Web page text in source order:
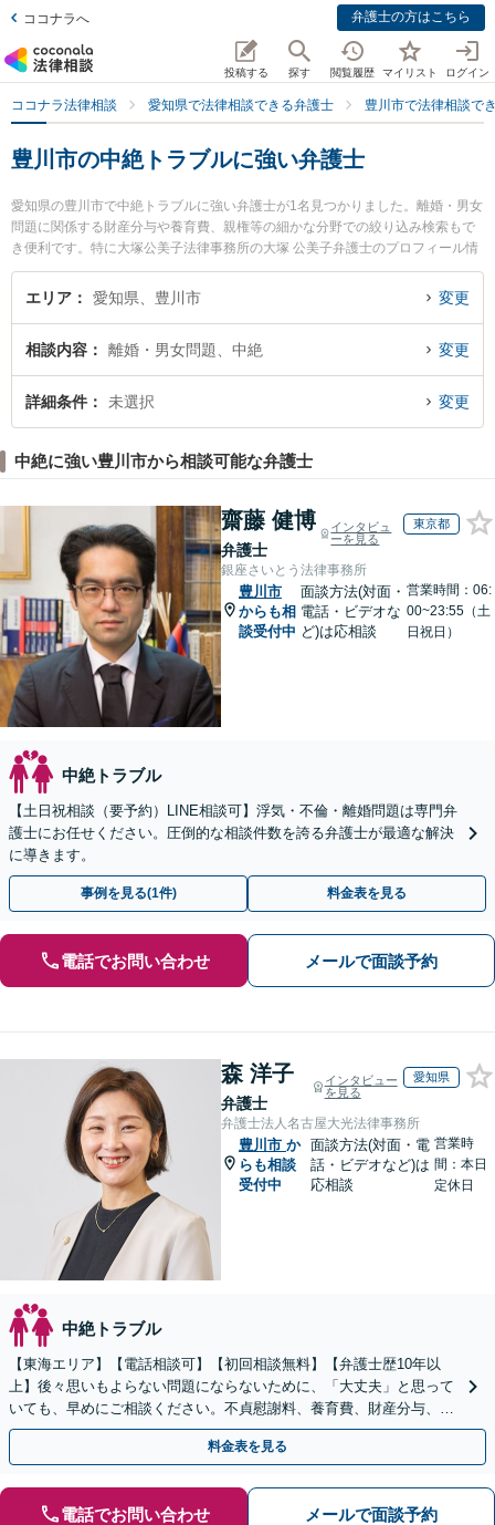
ココナラへ 弁護士の方はこちら
投稿する 探す 閲覧履歴 マイリスト ログイン
ココナラ法律相談 愛知県で法律相談できる弁護士 豊川市で法律相談で
豊川市の中絶トラブルに強い弁護士
愛知県の豊川市で中絶トラブルに強い弁護士が1名見つかりました。離婚・男女
問題に関係する財産分与や養育費、親権等の細かな分野での絞り込み検索もで
き便利です。特に大塚公美子法律事務所の大塚 公美子弁護士のプロフィール情
報や弁護士費用、強みなどが注目されています。『豊川市で土日や夜間に発生
した中絶トラブルのトラブルを今すぐに弁護士に相談したい』『中絶トラブル
りの相談者さんにおすすめです。
エリア 愛知県、豊川市 変更
相談内容 離婚・男女問題、中絶 変更
詳細条件 未選択 変更
中絶に強い豊川市から相談可能な弁護士
齋藤 健博
弁護士
インタビュ
ーを見る
東京都
銀座さいとう法律事務所
豊川市
からも相
談受付中
面談方法(対面・
電話・ビデオな
ど)は応相談
営業時間：06:
00~23:55（土
日祝日）
中絶トラブル
【土日祝相談（要予約）LINE相談可】浮気・不倫・離婚問題は専門弁
護士にお任せください。圧倒的な相談件数を誇る弁護士が最適な解決
に導きます。
事例を見る(1件) 料金表を見る
電話でお問い合わせ メールで面談予約
森 洋子
弁護士
インタビュー
を見る
愛知県
弁護士法人名古屋大光法律事務所
豊川市 か
らも相談
受付中
面談方法(対面・電
話・ビデオなど)は
応相談
営業時
間：本日
定休日
中絶トラブル
【東海エリア】【電話相談可】【初回相談無料】【弁護士歴10年以
上】後々思いもよらない問題にならないために、「大丈夫」と思って
いても、早めにご相談ください。不貞慰謝料、養育費、財産分与、D
V、モラハラなど【出張相談可】
料金表を見る
電話でお問い合わせ メールで面談予約